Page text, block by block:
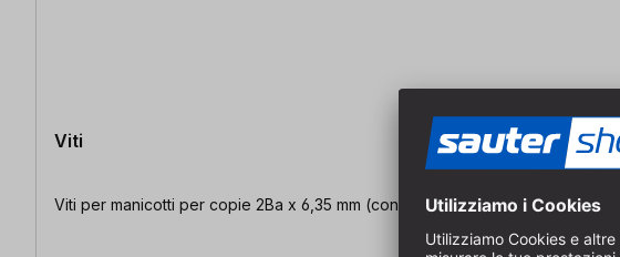
Viti
Viti per manicotti per copie 2Ba x 6,35 mm (confezione da 10) | 2BA X 6,35 mm